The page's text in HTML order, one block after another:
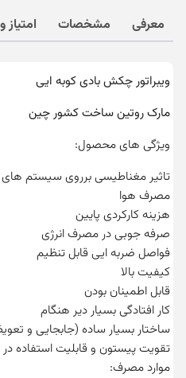
معرفی مشخصات امتیاز
ویبراتور چکش بادی کوبه ایی
مارک روتین ساخت کشور چین
ویژگی های محصول:
تاثیر مغناطیسی برروی سیستم
مصرف هوا
هزینه کارکردی پایین
صرفه جوبی در مصرف انرژی
فواصل ضربه ایی قابل تنظیم
کیفیت بالا
قابل اطمینان بودن
کار افتادگی بسیار دیر هنگام
ساختار بسیار ساده (جابجایی و
تقویت پیستون و قابلیت استفاده
موارد مصرف: